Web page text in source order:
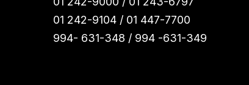
01 242-9104 / 01 447-7700
994- 631-348 / 994 -631-349